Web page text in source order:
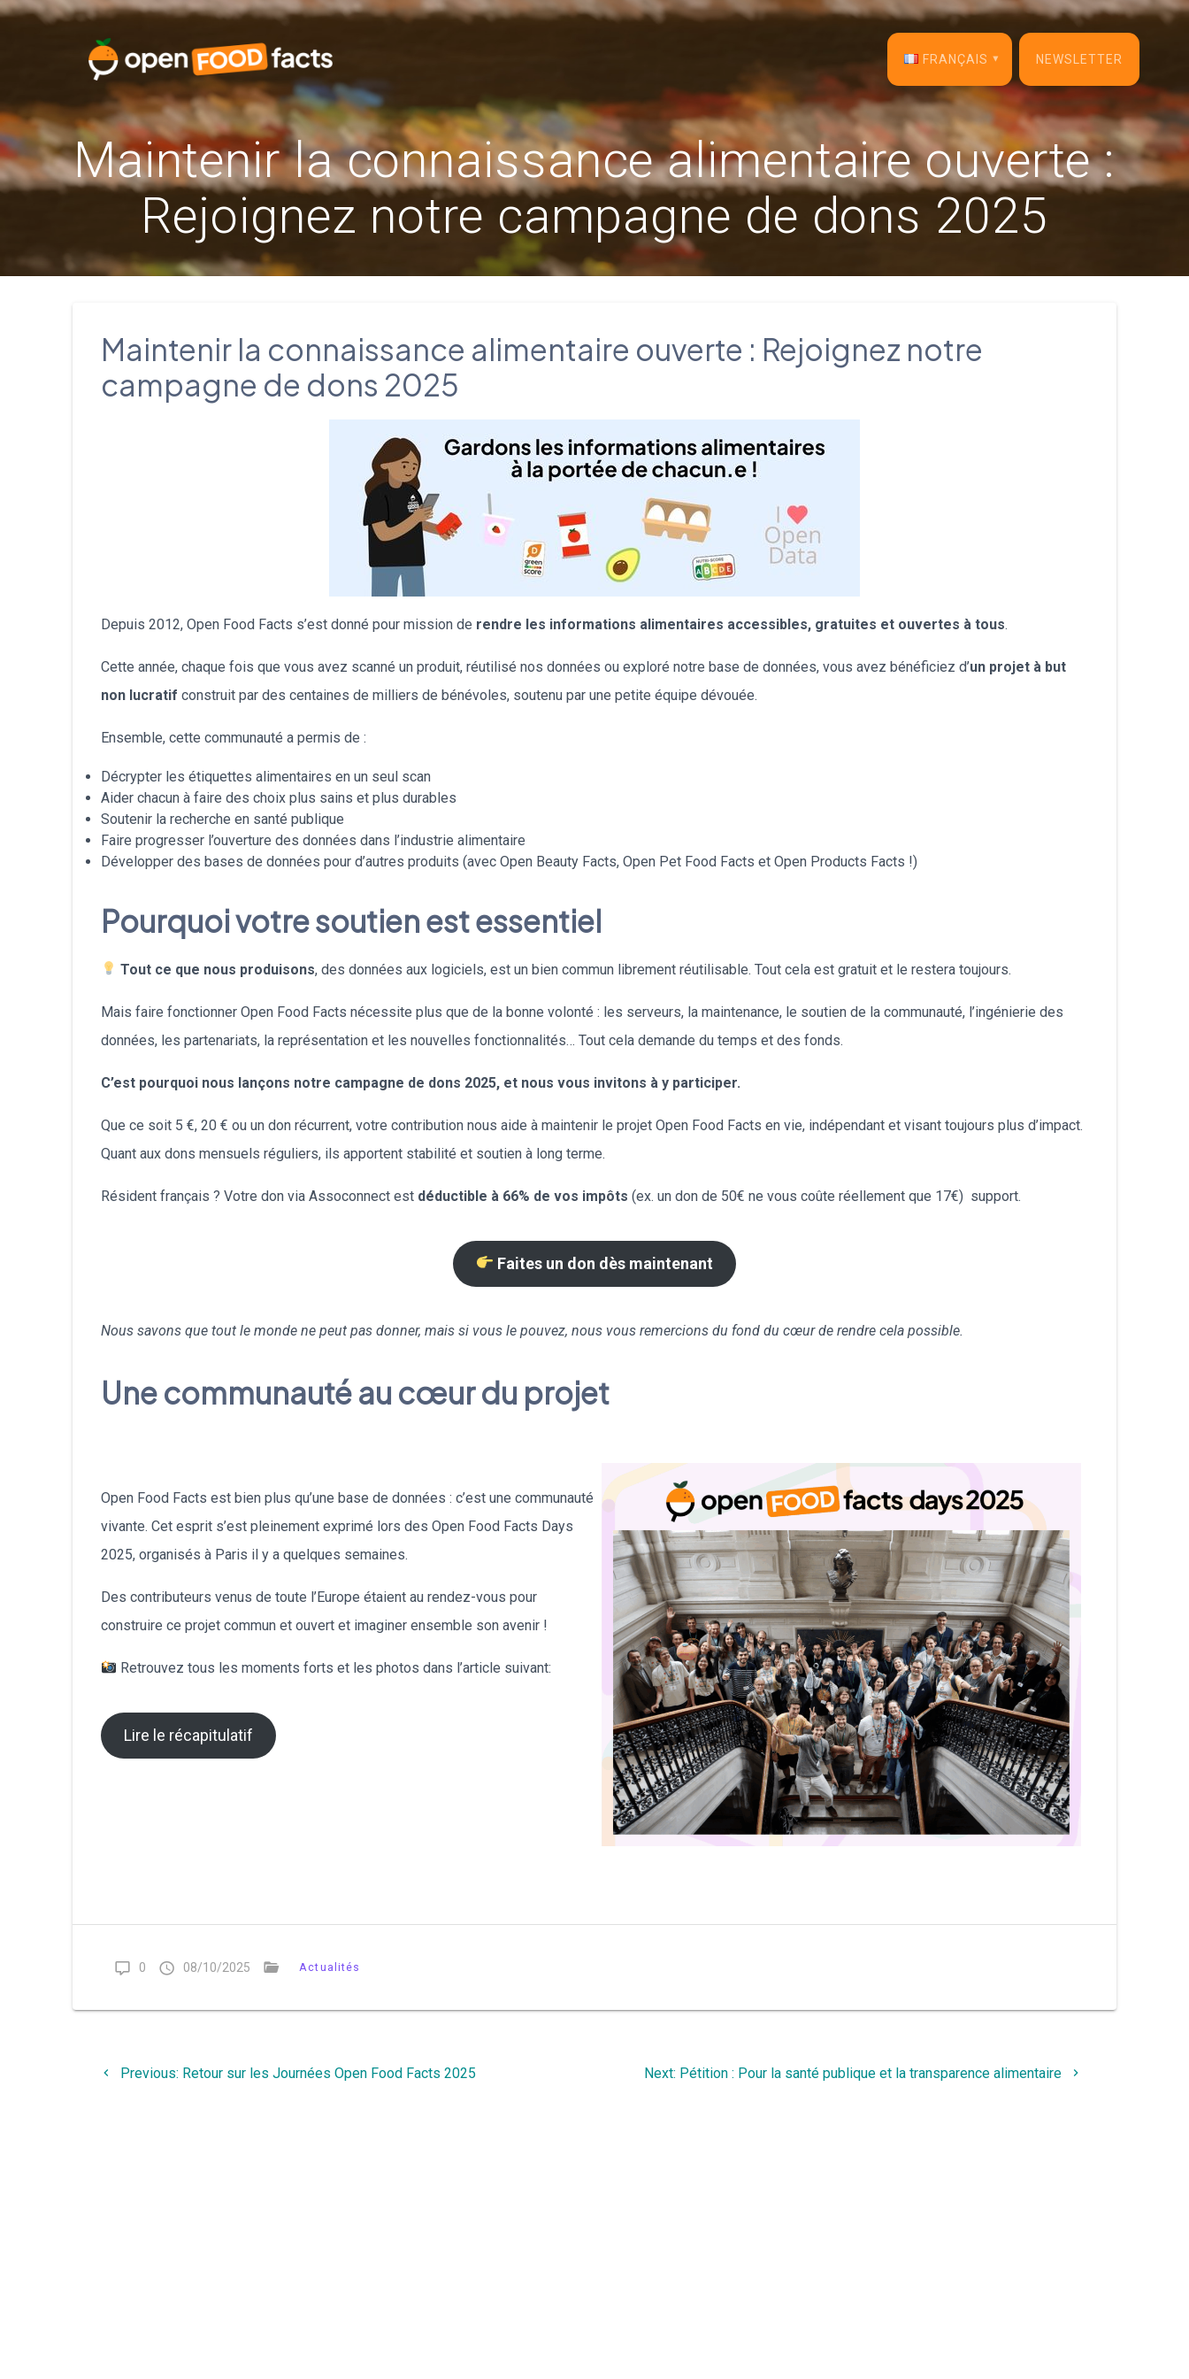
Skip
FRANÇAIS
Français
Español
NEWSLETTER
Maintenir la connaissance alimentaire ouverte :
Rejoignez notre campagne de dons 2025
Maintenir la connaissance alimentaire ouverte : Rejoignez notre
campagne de dons 2025
Depuis 2012, Open Food Facts s’est donné pour mission de rendre les informations alimentaires accessibles, gratuites et ouvertes à tous.
Cette année, chaque fois que vous avez scanné un produit, réutilisé nos données ou exploré notre base de données, vous avez bénéficiez d’un projet à but
non lucratif construit par des centaines de milliers de bénévoles, soutenu par une petite équipe dévouée.
Ensemble, cette communauté a permis de :
Décrypter les étiquettes alimentaires en un seul scan
Aider chacun à faire des choix plus sains et plus durables
Soutenir la recherche en santé publique
Faire progresser l’ouverture des données dans l’industrie alimentaire
Développer des bases de données pour d’autres produits (avec Open Beauty Facts, Open Pet Food Facts et Open Products Facts !)
Pourquoi votre soutien est essentiel
Tout ce que nous produisons, des données aux logiciels, est un bien commun librement réutilisable. Tout cela est gratuit et le restera toujours.
Mais faire fonctionner Open Food Facts nécessite plus que de la bonne volonté : les serveurs, la maintenance, le soutien de la communauté, l’ingénierie des
données, les partenariats, la représentation et les nouvelles fonctionnalités… Tout cela demande du temps et des fonds.
C’est pourquoi nous lançons notre campagne de dons 2025, et nous vous invitons à y participer.
Que ce soit 5 €, 20 € ou un don récurrent, votre contribution nous aide à maintenir le projet Open Food Facts en vie, indépendant et visant toujours plus d’impact.
Quant aux dons mensuels réguliers, ils apportent stabilité et soutien à long terme.
Résident français ? Votre don via Assoconnect est déductible à 66% de vos impôts (ex. un don de 50€ ne vous coûte réellement que 17€) support.
Faites un don dès maintenant
Nous savons que tout le monde ne peut pas donner, mais si vous le pouvez, nous vous remercions du fond du cœur de rendre cela possible.
Une communauté au cœur du projet
Open Food Facts est bien plus qu’une base de données : c’est une communauté
vivante. Cet esprit s’est pleinement exprimé lors des Open Food Facts Days
2025, organisés à Paris il y a quelques semaines.
Des contributeurs venus de toute l’Europe étaient au rendez-vous pour
construire ce projet commun et ouvert et imaginer ensemble son avenir !
Retrouvez tous les moments forts et les photos dans l’article suivant:
Lire le récapitulatif
0 08/10/2025 Actualités
Navigation
Previous: Previous
Retour sur les Journées Open Food Facts 2025 Next: Next
Pétition : Pour la santé publique et la transparence alimentaire